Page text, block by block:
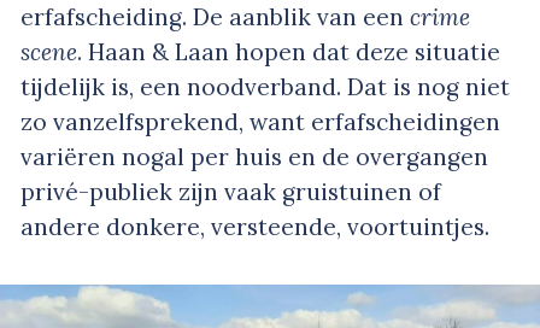
erfafscheiding. De aanblik van een crime
scene. Haan & Laan hopen dat deze situatie
tijdelijk is, een noodverband. Dat is nog niet
zo vanzelfsprekend, want erfafscheidingen
variëren nogal per huis en de overgangen
privé-publiek zijn vaak gruistuinen of
andere donkere, versteende, voortuintjes.